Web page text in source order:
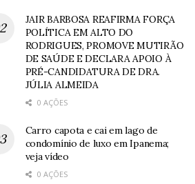
JAIR BARBOSA REAFIRMA FORÇA
POLÍTICA EM ALTO DO
RODRIGUES, PROMOVE MUTIRÃO
DE SAÚDE E DECLARA APOIO À
PRÉ-CANDIDATURA DE DRA.
JÚLIA ALMEIDA
0 AÇÕES
Carro capota e cai em lago de
condomínio de luxo em Ipanema;
veja vídeo
0 AÇÕES